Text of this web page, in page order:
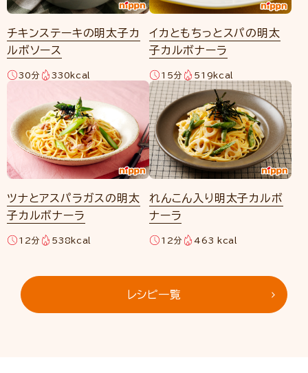
レシピ一覧
チキンステーキの明太子カ
ルボソース
30分 330kcal
イカともちっとスパの明太
子カルボナーラ
15分 519kcal
ツナとアスパラガスの明太
子カルボナーラ
12分 538kcal
れんこん入り明太子カルボ
ナーラ
12分 463 kcal